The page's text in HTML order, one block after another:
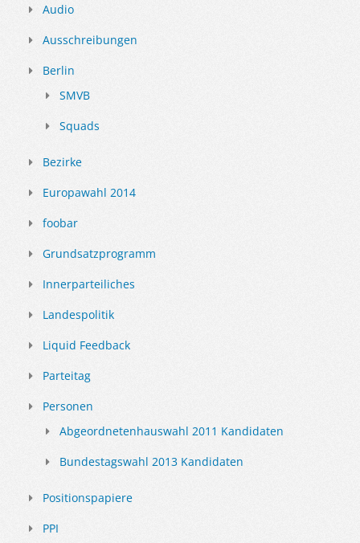
Audio
Ausschreibungen
Berlin
SMVB
Squads
Bezirke
Europawahl 2014
foobar
Grundsatzprogramm
Innerparteiliches
Landespolitik
Liquid Feedback
Parteitag
Personen
Abgeordnetenhauswahl 2011 Kandidaten
Bundestagswahl 2013 Kandidaten
Positionspapiere
PPI